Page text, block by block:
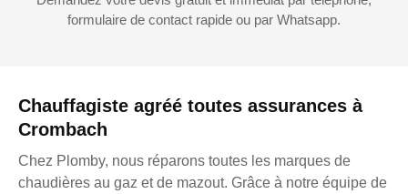
Chauffagiste agréé toutes assurances à
Crombach
Chez Plomby, nous réparons toutes les marques de
chaudières au gaz et de mazout. Grâce à notre équipe de
formulaire de contact rapide ou par Whatsapp.